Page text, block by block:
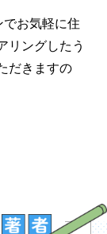
お気軽に住
リングしたう
だきますの